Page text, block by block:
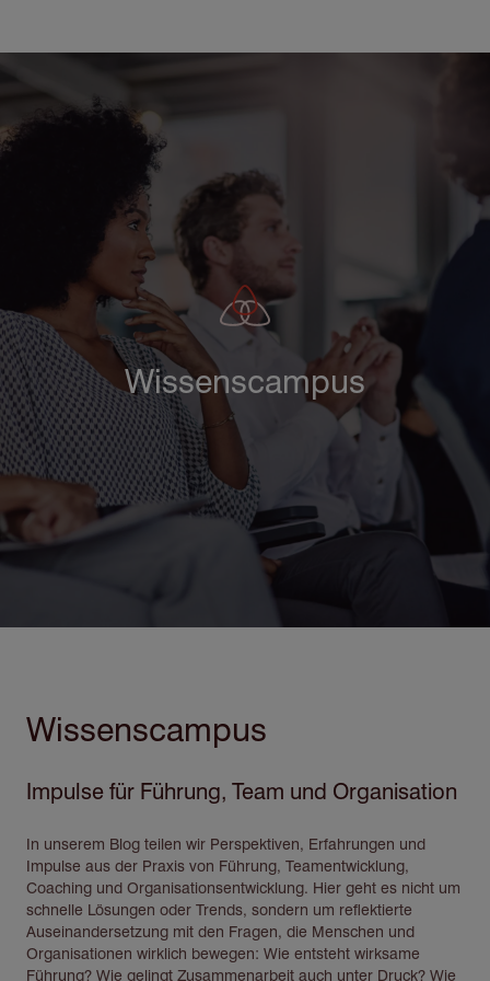
Direkt
zum
Inhalt
Wissenscampus
Wissenscampus
Impulse für Führung, Team und Organisation
In unserem Blog teilen wir Perspektiven, Erfahrungen und
Impulse aus der Praxis von Führung, Teamentwicklung,
Coaching und Organisationsentwicklung. Hier geht es nicht um
schnelle Lösungen oder Trends, sondern um reflektierte
Auseinandersetzung mit den Fragen, die Menschen und
Organisationen wirklich bewegen: Wie entsteht wirksame
Führung? Wie gelingt Zusammenarbeit auch unter Druck? Wie